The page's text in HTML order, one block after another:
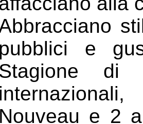
pubblici e
Stagione di
Nouveau e 2